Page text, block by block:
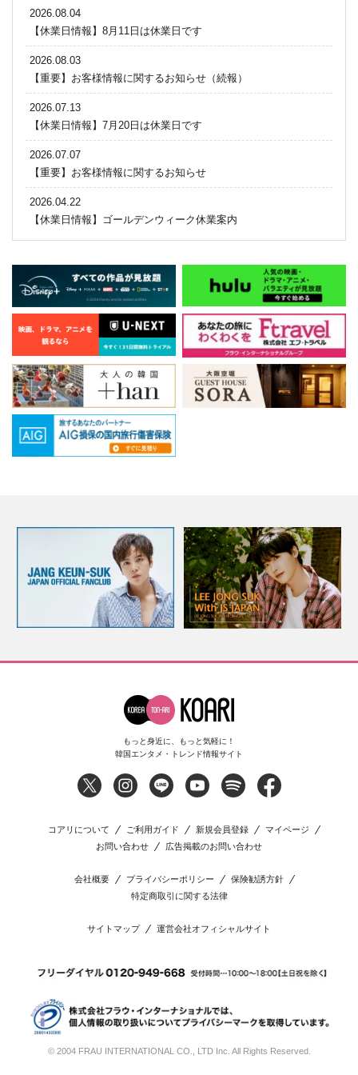
2026.08.04
【休業日情報】8月11日は休業日です
2026.08.03
【重要】お客様情報に関するお知らせ（続報）
2026.07.13
【休業日情報】7月20日は休業日です
2026.07.07
【重要】お客様情報に関するお知らせ
2026.04.22
【休業日情報】ゴールデンウィーク休業案内
もっと身近に、もっと気軽に！
韓国エンタメ・トレンド情報サイト
コアリについて ご利用ガイド 新規会員登録
マイページ
お問い合わせ
広告掲載のお問い合わせ
会社概要 プライバシーポリシー
保険勧誘方針
特定商取引に関する法律
サイトマップ 運営会社オフィシャルサイト
© 2004 FRAU INTERNATIONAL CO., LTD Inc. All Rights Reserved.